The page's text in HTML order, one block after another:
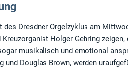
des Dresdner Orgelzyklus am
Kreuzorganist Holger Gehring
musikalisch und emotional
und Douglas Brown, werden